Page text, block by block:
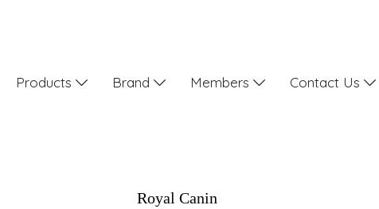
Products Brand Members Contact Us
Royal Canin